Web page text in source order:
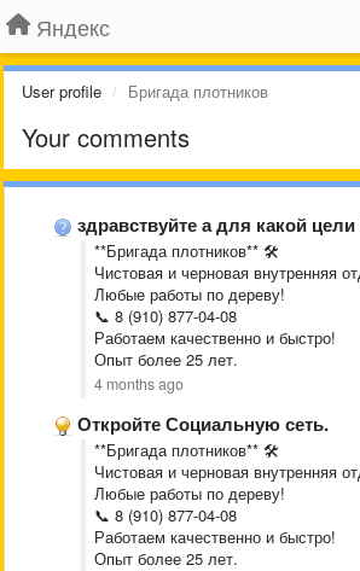
Яндекс
User profile Бригада плотников
Your comments
здравствуйте а для какой цели были удалены
**Бригада плотников** 🛠️
Чистовая и черновая внутренняя
Любые работы по дереву!
📞 8 (910) 877-04-08
Работаем качественно и быстро!
Опыт более 25 лет.
4 months ago
Откройте Социальную сеть.
**Бригада плотников** 🛠️
Чистовая и черновая внутренняя
Любые работы по дереву!
📞 8 (910) 877-04-08
Работаем качественно и быстро!
Опыт более 25 лет.